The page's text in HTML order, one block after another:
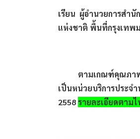
เรียน  ผู้อำนวยการส
แห่งชาติ พื้นที่กรุงเทพ
ตามเกณฑ์คุณภาพแล
เป็นหน่วยบริการประจ
2558 รายละเอียดตาม